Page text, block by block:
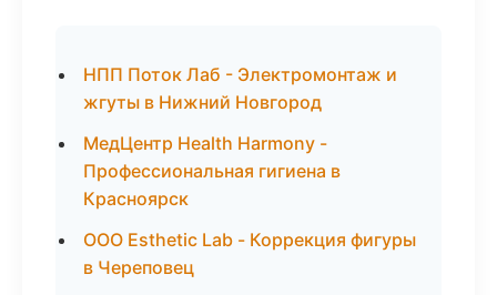
НПП Поток Лаб - Электромонтаж и
жгуты в Нижний Новгород
МедЦентр Health Harmony -
Профессиональная гигиена в
Красноярск
ООО Esthetic Lab - Коррекция фигуры
в Череповец